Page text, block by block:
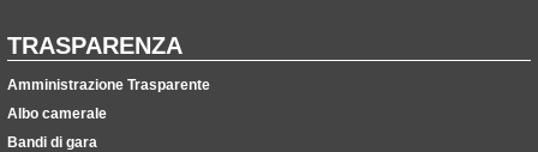
TRASPARENZA
Amministrazione Trasparente
Albo camerale
Bandi di gara